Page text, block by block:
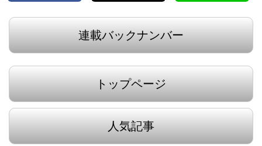
連載バックナンバー
トップページ
人気記事